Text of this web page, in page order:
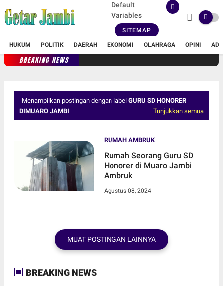
Default
Variables
SITEMAP
HUKUM POLITIK DAERAH EKONOMI OLAHRAGA OPINI
BREAKING NEWS
Menampilkan postingan dengan label GURU SD HONORER
DIMUARO JAMBI
Tunjukkan semua
RUMAH AMBRUK
Rumah Seorang Guru SD
Honorer di Muaro Jambi
Ambruk
Agustus 08, 2024
MUAT POSTINGAN LAINNYA
BREAKING NEWS